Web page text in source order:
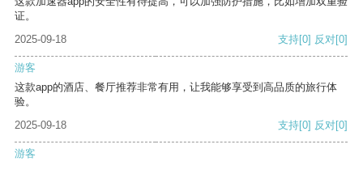
证。
2025-09-18
支持[0] 反对[0]
游客
这款app的酒店、餐厅推荐非常有用，让我能够享受到高品质的旅行体
验。
2025-09-18
支持[0] 反对[0]
游客